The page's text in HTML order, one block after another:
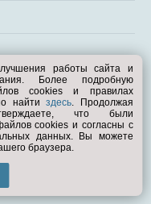
работы сайта и
Более подробную
cookies и правилах
найтиздесь. Продолжая
что были
cookies и согласны с
данных. Вы можете
браузера.